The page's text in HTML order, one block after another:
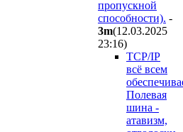
пропускной
способности). -
3m(12.03.2025
23:16)
TCP/IP
всё всем
Полевая
шина -
атавизм,